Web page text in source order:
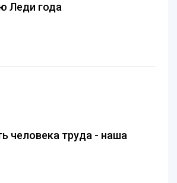
Леди года
человека труда - наша